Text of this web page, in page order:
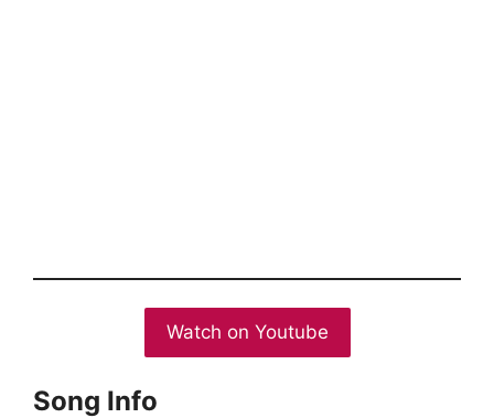
Watch on Youtube
Song Info